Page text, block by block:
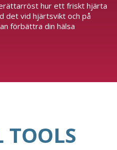
hur ett friskt hjärta
det vid hjärtsvikt och på
förbättra din hälsa
TOOLS